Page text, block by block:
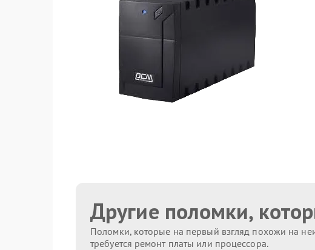
Другие поломки,
Поломки, которые на первый взгляд похожи на
требуется ремонт платы или процессора.